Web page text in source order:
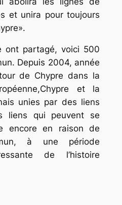
et unira pour toujours
ont partagé, voici 500
Depuis 2004, année
de Chypre dans la
et la
unies par des liens
liens qui peuvent se
encore en raison de
à une période
de l’histoire